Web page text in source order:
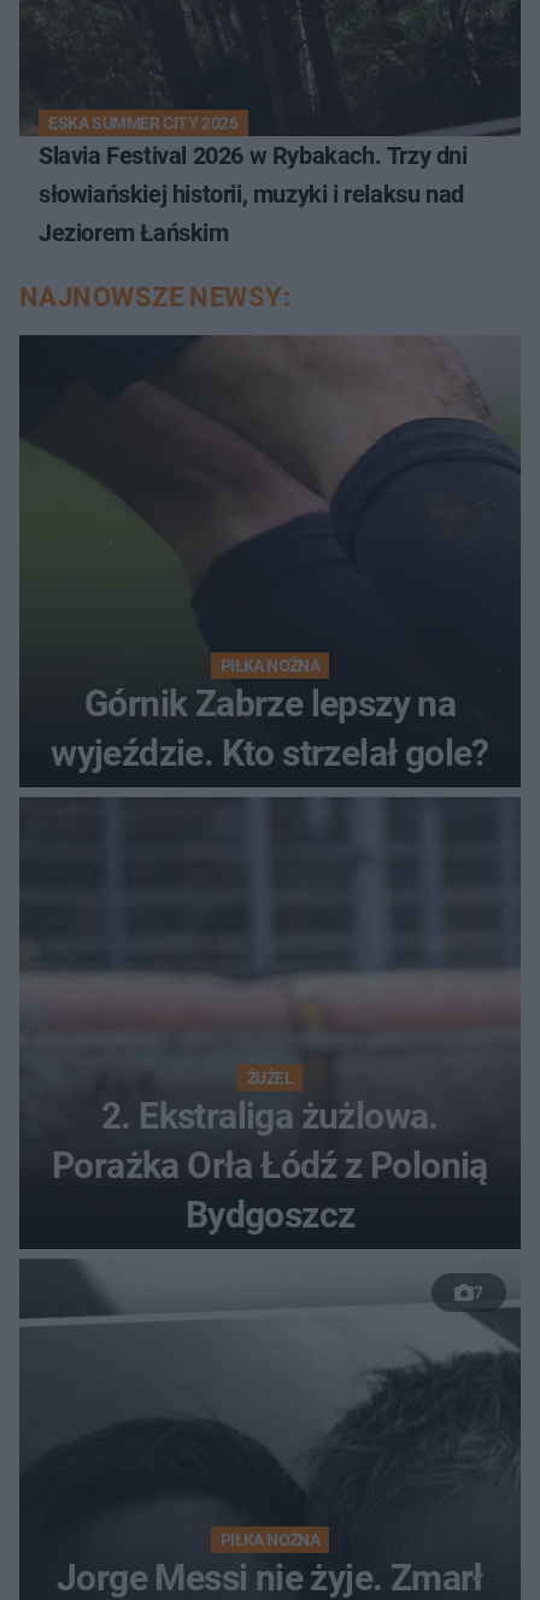
ESKA SUMMER CITY 2026
Slavia Festival 2026 w Rybakach. Trzy dni
słowiańskiej historii, muzyki i relaksu nad
Jeziorem Łańskim
NAJNOWSZE NEWSY:
PIŁKA NOŻNA
Górnik Zabrze lepszy na
wyjeździe. Kto strzelał gole?
ŻUŻEL
2. Ekstraliga żużlowa.
Porażka Orła Łódź z Polonią
Bydgoszcz
7
PIŁKA NOŻNA
Jorge Messi nie żyje. Zmarł